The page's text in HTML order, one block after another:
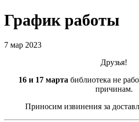
График работы
7 мар 2023
Друзья!
16 и 17 мартабиблиотека не
причинам.
Приносим извинения за